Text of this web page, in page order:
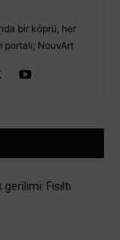
bir köprü, her
NouvArt
Fısıltı